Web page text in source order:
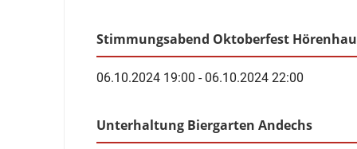
Stimmungsabend Oktoberfest
06.10.2024 19:00 - 06.10.2024 22:00
Unterhaltung Biergarten Andechs